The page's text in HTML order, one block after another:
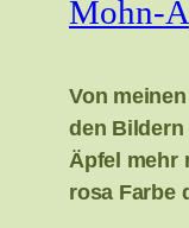
Mohn-
Von
den Bildern
Äpfel mehr
rosa Farbe